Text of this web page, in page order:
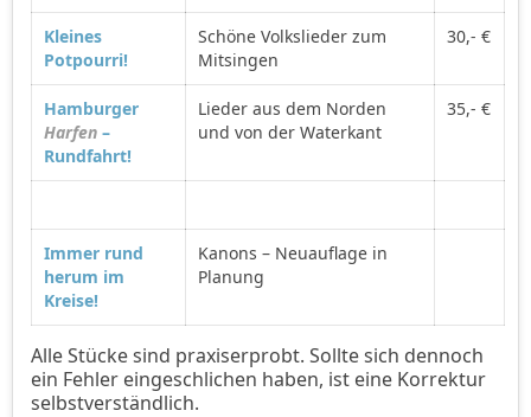
Kleines
Potpourri!
Schöne Volkslieder zum
Mitsingen
30,- €
Hamburger
Harfen –
Rundfahrt!
Lieder aus dem Norden
und von der Waterkant
35,- €
Immer rund
herum im
Kreise!
Kanons – Neuauflage in
Planung
Alle Stücke sind praxiserprobt. Sollte sich dennoch
ein Fehler eingeschlichen haben, ist eine Korrektur
selbstverständlich.